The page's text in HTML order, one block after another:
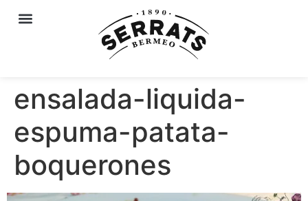
ensalada-liquida-
espuma-patata-
boquerones